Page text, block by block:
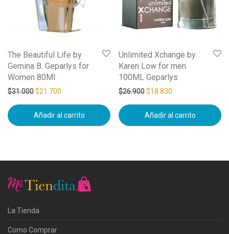
The Beautiful Life by
Gemina B. Geparlys for
Women 80Ml
$31.000$21.700
Añadir al carrito
Unlimited Xchange by
Karen Low for men
100ML Geparlys
$26.900$18.830
Añadir al carrito
La Tienda
Como Comprar